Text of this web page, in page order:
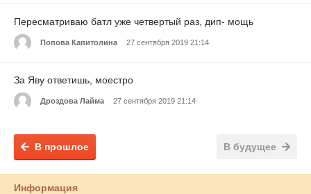
Пересматриваю батл уже четвертый раз, дип- мощь
Попова Капитолина 27 сентября 2019 21:14
За Яву ответишь, моестро
Дроздова Лайма 27 сентября 2019 21:14
В будущее
В прошлое
Информация